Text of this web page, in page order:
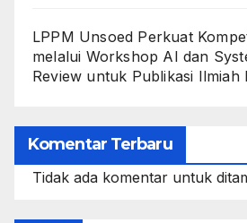
LPPM Unsoed Perkuat
melalui Workshop AI dan
Review untuk Publikasi Ilmiah
Komentar Terbaru
Tidak ada komentar untuk